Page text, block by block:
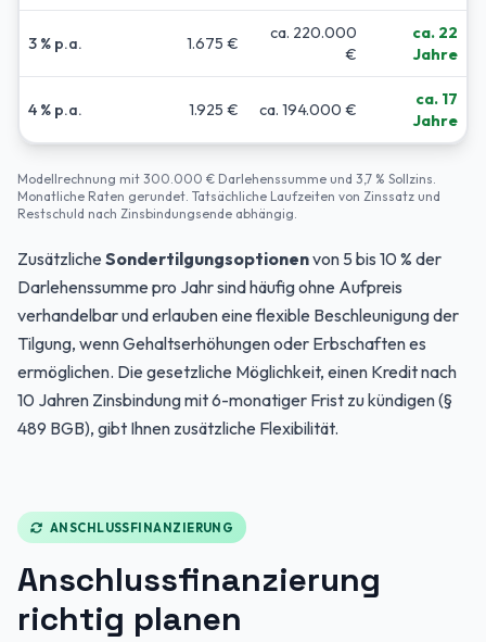
3 % p.a. 1.675 €
ca. 220.000
€
ca. 22
Jahre
4 % p.a. 1.925 € ca. 194.000 €
ca. 17
Jahre
Modellrechnung mit 300.000 € Darlehenssumme und 3,7 % Sollzins.
Monatliche Raten gerundet. Tatsächliche Laufzeiten von Zinssatz und
Restschuld nach Zinsbindungsende abhängig.
Zusätzliche Sondertilgungsoptionenvon 5 bis 10 % der
Darlehenssumme pro Jahr sind häufig ohne Aufpreis
verhandelbar und erlauben eine flexible Beschleunigung der
Tilgung, wenn Gehaltserhöhungen oder Erbschaften es
ermöglichen. Die gesetzliche Möglichkeit, einen Kredit nach
10 Jahren Zinsbindung mit 6-monatiger Frist zu kündigen (§
489 BGB), gibt Ihnen zusätzliche Flexibilität.
ANSCHLUSSFINANZIERUNG
Anschlussfinanzierung
richtig planen